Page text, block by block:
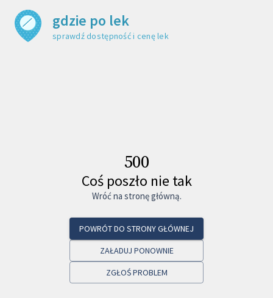
sprawdź dostępność i cenę leku
gdzie po lek
500
Coś poszło nie tak
Wróć na stronę główną.
POWRÓT DO STRONY GŁÓWNEJ
ZAŁADUJ PONOWNIE
ZGŁOŚ PROBLEM